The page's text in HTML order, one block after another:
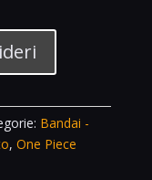
Bandai -
, One Piece